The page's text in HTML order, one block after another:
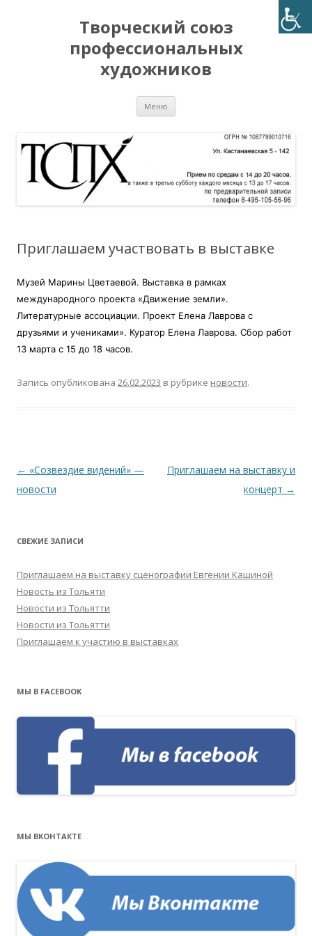
Творческий союз
профессиональных
художников
Меню
Приглашаем участвовать в выставке
Музей Марины Цветаевой. Выставка в рамках
международного проекта «Движение земли».
Литературные ассоциации. Проект Елена Лаврова с
друзьями и учениками». Куратор Елена Лаврова. Сбор работ
13 марта с 15 до 18 часов.
Запись опубликована 26.02.2023 в рубрике новости.
Навигация
по
← «Созвездие видений» —
новости
Приглашаем на выставку и
концерт →
СВЕЖИЕ ЗАПИСИ
Приглашаем на выставку сценографии Евгении Кашиной
Новость из Тольяти
Новости из Тольятти
Новости из Тольятти
Приглашаем к участию в выставках
МЫ В FACEBOOK
МЫ ВКОНТАКТЕ